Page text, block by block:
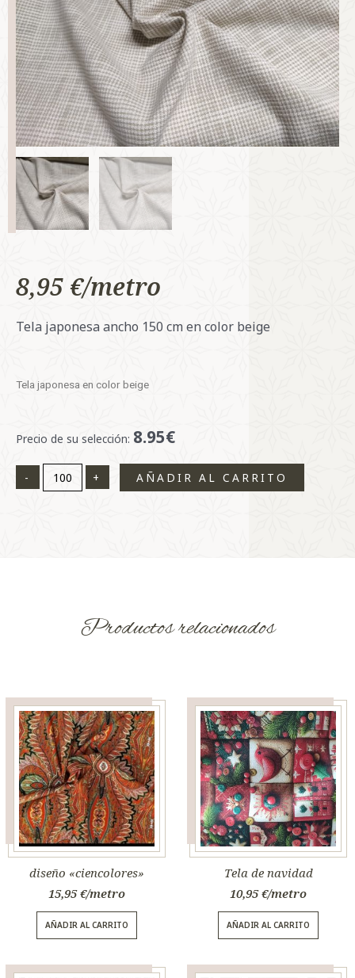
8,95€
Tela japonesa ancho 150 cm en color beige
Tela japonesa en color beige
Precio de su selección: 8.95€
-
Tela
cantidad
+ AÑADIR AL CARRITO
Productos relacionados
diseño «ciencolores»
15,95€
AÑADIR AL CARRITO
Tela de navidad
10,95€
AÑADIR AL CARRITO